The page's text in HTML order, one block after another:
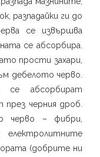
разпадайки ги до
се извършва
се абсорбира.
прости захари,
дебелото черво.
се абсорбират
черния дроб.
черво – фибри,
(добрите ни